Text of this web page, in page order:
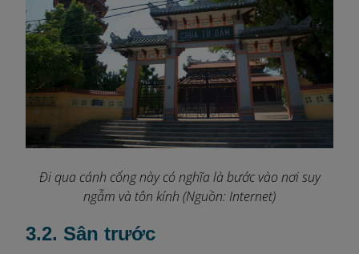
Đi qua cánh cổng này có nghĩa là bước vào nơi suy
ngẫm và tôn kính (Nguồn: Internet)
3.2. Sân trước